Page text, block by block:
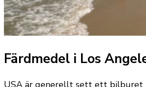
Färdmedel i Los
USA är generellt sett ett bilburet